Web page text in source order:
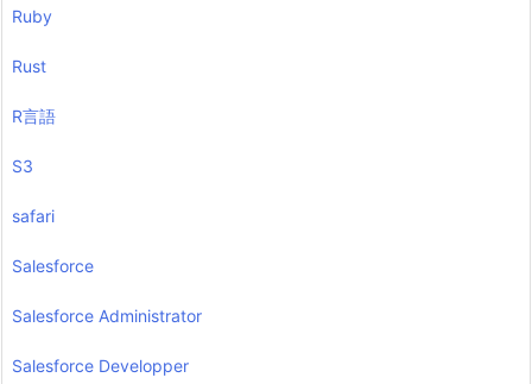
Ruby
Rust
R言語
S3
safari
Salesforce
Salesforce Administrator
Salesforce Developper